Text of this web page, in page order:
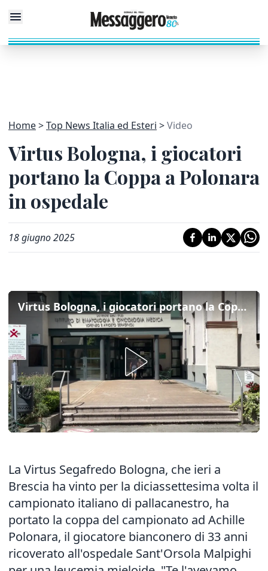
Home Top News Italia ed Esteri Video
Virtus Bologna, i giocatori
portano la Coppa a Polonara
in ospedale
18 giugno 2025
Virtus Bologna, i giocatori portano la Coppa a Polonara in ospedale
La Virtus Segafredo Bologna, che ieri a
Brescia ha vinto per la diciassettesima volta il
campionato italiano di pallacanestro, ha
portato la coppa del campionato ad Achille
Polonara, il giocatore bianconero di 33 anni
ricoverato all'ospedale Sant'Orsola Malpighi